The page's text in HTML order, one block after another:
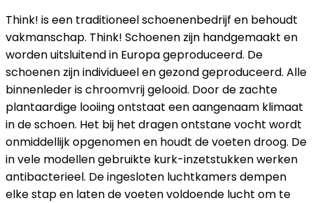
Think! is een traditioneel schoenenbedrijf en behoudt
vakmanschap. Think! Schoenen zijn handgemaakt en
worden uitsluitend in Europa geproduceerd. De
schoenen zijn individueel en gezond geproduceerd. Alle
binnenleder is chroomvrij gelooid. Door de zachte
plantaardige looiing ontstaat een aangenaam klimaat
in de schoen. Het bij het dragen ontstane vocht wordt
onmiddellijk opgenomen en houdt de voeten droog. De
in vele modellen gebruikte kurk-inzetstukken werken
antibacterieel. De ingesloten luchtkamers dempen
elke stap en laten de voeten voldoende lucht om te